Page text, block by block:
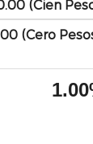
(Cien
(Cero